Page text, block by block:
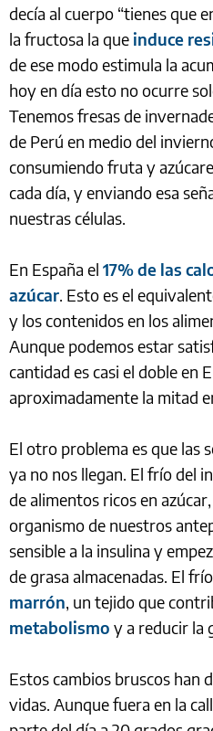
decía al cuerpo “tienes que
la fructosa la que induce
de ese modo estimula la
hoy en día esto no ocurre
Tenemos fresas de
de Perú en medio del
consumiendo fruta y
cada día, y enviando esa
nuestras células.
En España el 17% de las
azúcar. Esto es el
y los contenidos en los
Aunque podemos estar
cantidad es casi el doble en
aproximadamente la mitad
El otro problema es que las
ya no nos llegan. El frío del
de alimentos ricos en
organismo de nuestros
sensible a la insulina y
de grasa almacenadas. El frío
marrón, un tejido que
metabolismo y a reducir la
Estos cambios bruscos han
vidas. Aunque fuera en la